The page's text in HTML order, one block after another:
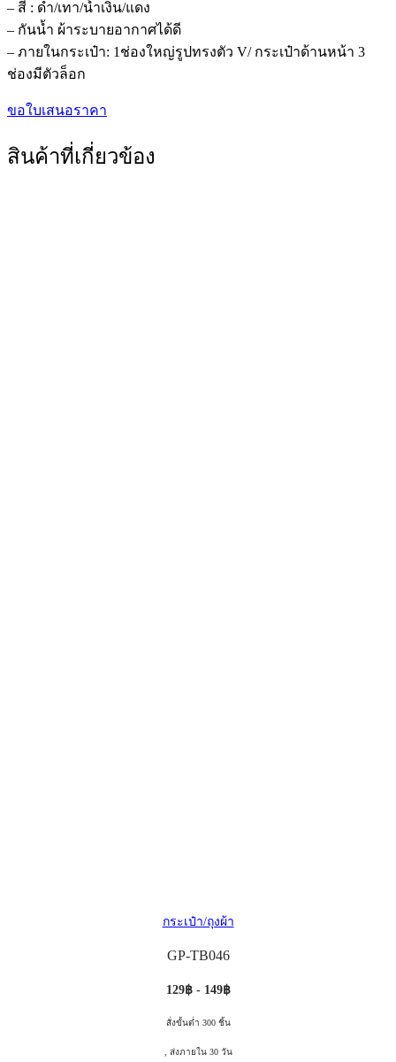
– สี : ดำ/เทา/น้ำเงิน/แดง
– กันน้ำ ผ้าระบายอากาศได้ดี
– ภายในกระเป๋า: 1ช่องใหญ่รูปทรงตัว V/ กระเป๋าด้านหน้า 3
ช่องมีตัวล็อก
ขอใบเสนอราคา
สินค้าที่เกี่ยวข้อง
กระเป๋า/ถุงผ้า
GP-TB046
129฿ - 149฿
สั่งขั้นต่ำ 300 ชิ้น
, ส่งภายใน 30 วัน